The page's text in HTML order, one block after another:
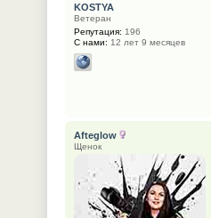
KOSTYA
Ветеран
Репутация: 196
С нами: 12 лет 9 месяцев
Afteglow
Щенок